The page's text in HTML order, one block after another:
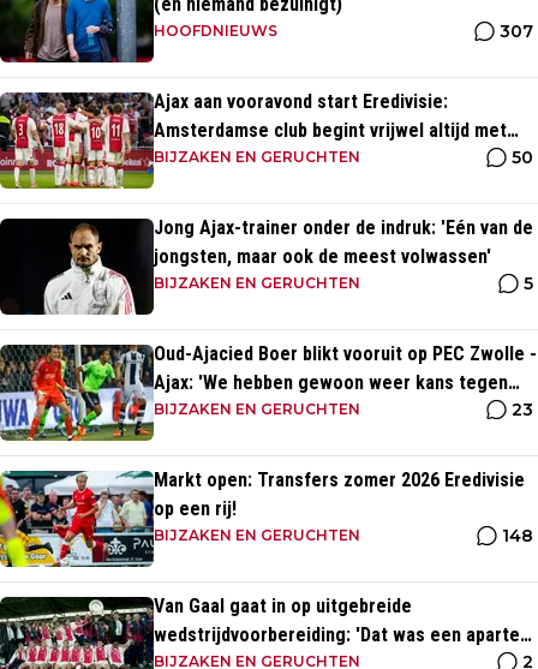
HOOFDNIEUWS 307
Ajax aan vooravond start Eredivisie:
Amsterdamse club begint vrijwel altijd met
zege
BIJZAKEN EN GERUCHTEN 50
Jong Ajax-trainer onder de indruk: 'Eén van de
jongsten, maar ook de meest volwassen'
BIJZAKEN EN GERUCHTEN 5
Oud-Ajacied Boer blikt vooruit op PEC Zwolle -
Ajax: 'We hebben gewoon weer kans tegen
Ajax'
BIJZAKEN EN GERUCHTEN 23
Markt open: Transfers zomer 2026 Eredivisie
op een rij!
BIJZAKEN EN GERUCHTEN 148
Van Gaal gaat in op uitgebreide
wedstrijdvoorbereiding: 'Dat was een aparte
discipline, een ritme'
BIJZAKEN EN GERUCHTEN 2